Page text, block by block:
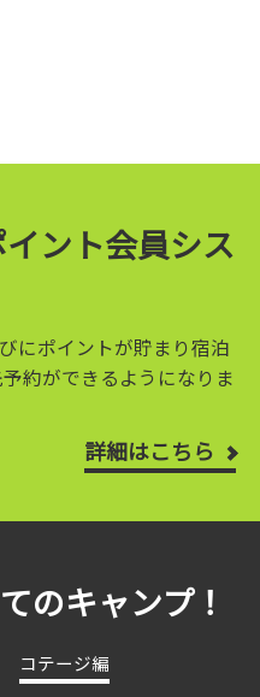
イント会員シス
にポイントが貯まり宿泊
約ができるようになりま
詳細はこちら
のキャンプ！
コテージ編